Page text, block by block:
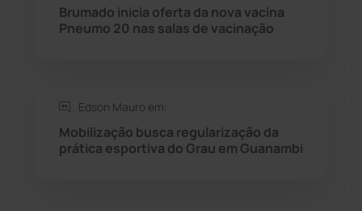
Rio do Pires
Seabra
Brumado inicia oferta da nova vacina
Pneumo 20 nas salas de vacinação
Edson Mauro em:
Mobilização busca regularização da
prática esportiva do Grau em Guanambi